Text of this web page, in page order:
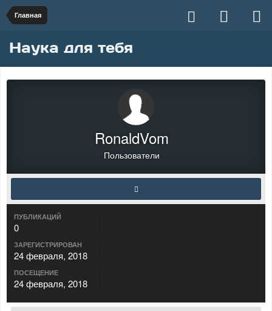
Главная
Наука для тебя
RonaldVom
Пользователи
ПУБЛИКАЦИЙ
0
ЗАРЕГИСТРИРОВАН
24 февраля, 2018
ПОСЕЩЕНИЕ
24 февраля, 2018